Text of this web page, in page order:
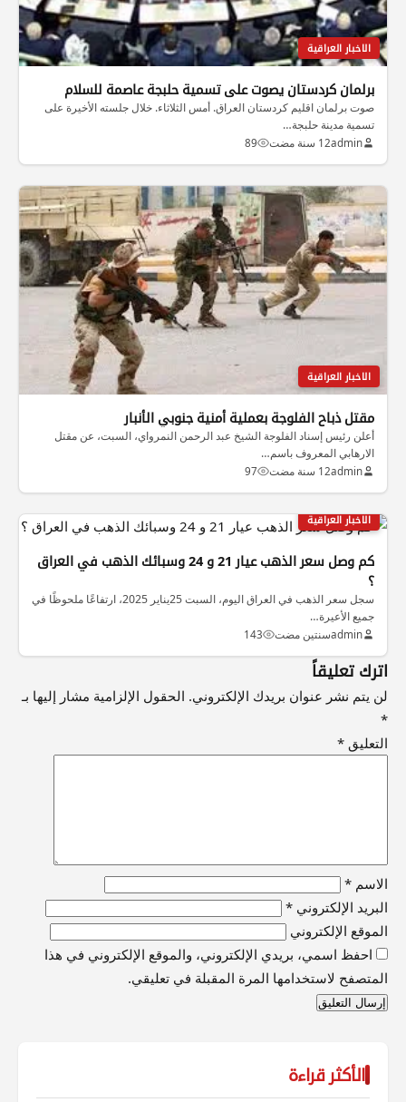
الاخبار العراقية
برلمان كردستان يصوت على تسمية حلبجة عاصمة للسلام
صوت برلمان اقليم كردستان العراق. أمس الثلاثاء. خلال جلسته الأخيرة على
تسمية مدينة حلبجة…
admin12 سنة مضت 89
الاخبار العراقية
مقتل ذباح الفلوجة بعملية أمنية جنوبي الأنبار
أعلن رئيس إسناد الفلوجة الشيخ عبد الرحمن النمرواي، السبت، عن مقتل
الارهابي المعروف باسم…
admin12 سنة مضت 97
الاخبار العراقية
كم وصل سعر الذهب عيار 21 و 24 وسبائك الذهب في العراق
؟
سجل سعر الذهب في العراق اليوم، السبت 25يناير 2025، ارتفاعًا ملحوظًا في
جميع الأعيرة…
adminسنتين مضت 143
اترك تعليقاً
لن يتم نشر عنوان بريدك الإلكتروني. الحقول الإلزامية مشار إليها بـ
*
التعليق *
الاسم *
البريد الإلكتروني *
الموقع الإلكتروني
احفظ اسمي، بريدي الإلكتروني، والموقع الإلكتروني في هذا
المتصفح لاستخدامها المرة المقبلة في تعليقي.
الأكثر قراءة